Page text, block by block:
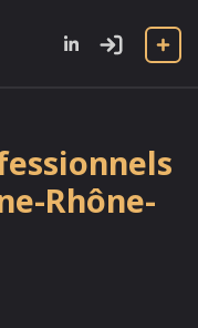
Rhône-